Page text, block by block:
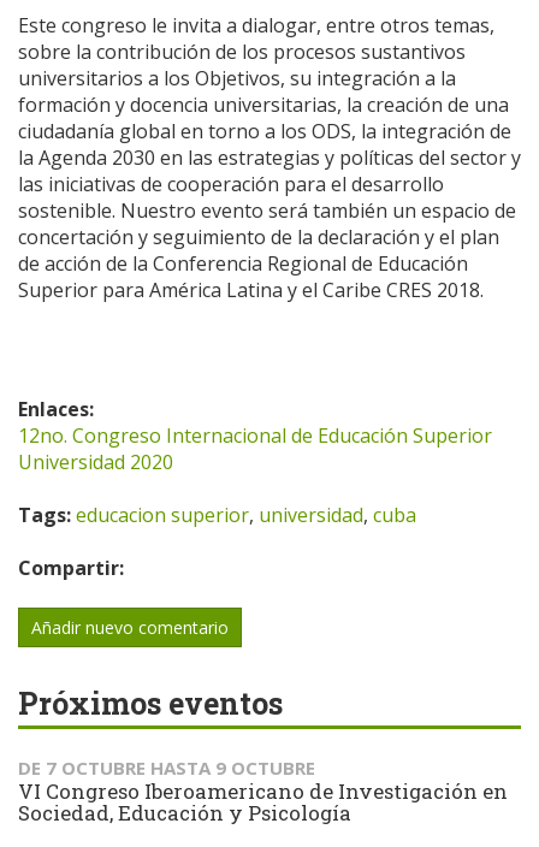
Este congreso le invita a dialogar, entre otros temas,
sobre la contribución de los procesos sustantivos
universitarios a los Objetivos, su integración a la
formación y docencia universitarias, la creación de una
ciudadanía global en torno a los ODS, la integración de
la Agenda 2030 en las estrategias y políticas del sector y
las iniciativas de cooperación para el desarrollo
sostenible. Nuestro evento será también un espacio de
concertación y seguimiento de la declaración y el plan
de acción de la Conferencia Regional de Educación
Superior para América Latina y el Caribe CRES 2018.
Enlaces:
12no. Congreso Internacional de Educación Superior
Universidad 2020
Tags:educacion superior, universidad, cuba
Compartir:
Añadir nuevo comentario
Próximos eventos
DE 7 OCTUBRE HASTA 9 OCTUBRE
VI Congreso Iberoamericano de Investigación en
Sociedad, Educación y Psicología